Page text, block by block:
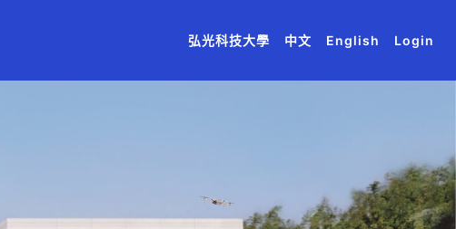
(current)
(current)
弘光科技大學 (current)
中文 (current)
English (current)
Login